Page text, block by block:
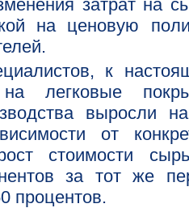
затрат на
на ценовую
к
легковые
выросли
от
стоимости
за тот же
процентов.